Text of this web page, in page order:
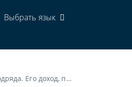
Выбрать язык
1.1 п. 1 ст. 164 Налогового кодекса Республики Беларусь..»